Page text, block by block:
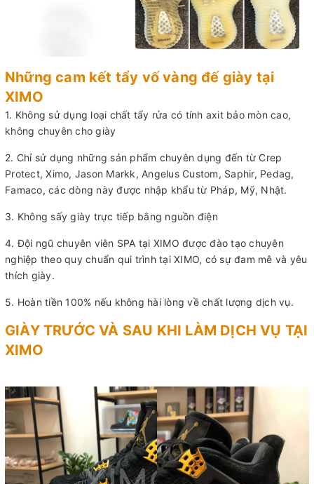
Những cam kết tẩy vố vàng đế giày tại
XIMO
1. Không sử dụng loại chất tẩy rửa có tính axit bảo mòn cao,
không chuyên cho giày
2. Chỉ sử dụng những sản phẩm chuyên dụng đến từ Crep
Protect, Ximo, Jason Markk, Angelus Custom, Saphir, Pedag,
Famaco, các dòng này được nhập khẩu từ Pháp, Mỹ, Nhật.
3. Không sấy giày trực tiếp bằng nguồn điện
4. Đội ngũ chuyên viên SPA tại XIMO được đào tạo chuyên
nghiệp theo quy chuẩn qui trình tại XIMO, có sự đam mê và yêu
thích giày.
5. Hoàn tiền 100% nếu không hài lòng về chất lượng dịch vụ.
GIÀY TRƯỚC VÀ SAU KHI LÀM DỊCH VỤ TẠI
XIMO